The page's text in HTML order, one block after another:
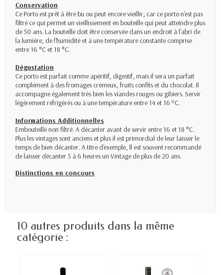
Conservation
Ce Porto est prêt à être bu ou peut encore vieillir, car ce porto n'est pas
filtré ce qui permet un vieillissement en bouteille qui peut atteindre plus
de 50 ans. La bouteille doit être conservée dans un endroit à l'abri de
la lumière, de l'humidité et à une température constante comprise
entre 16 °C et 18 °C.
Dégustation
Ce porto est parfait comme apéritif, digestif, mais il sera un parfait
complément à des fromages crémeux, fruits confits et du chocolat. Il
accompagne également très bien les viandes rouges ou gibiers. Servir
légèrement réfrigérés ou à une température entre 14 et 16 ºC.
Informations Additionnelles
Embouteillé non filtré. A décanter avant de servir entre 16 et 18 °C.
Plus les vintages sont anciens et plus il est primordial de leur laisser le
temps de bien décanter. A titre d'exemple, ll est souvent recommandé
de laisser décanter 5 à 6 heures un Vintage de plus de 20 ans.
Distinctions en concours
10 autres produits dans la même
catégorie :